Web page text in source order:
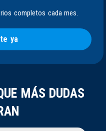
completos cada mes.
ya
MÁS DUDAS